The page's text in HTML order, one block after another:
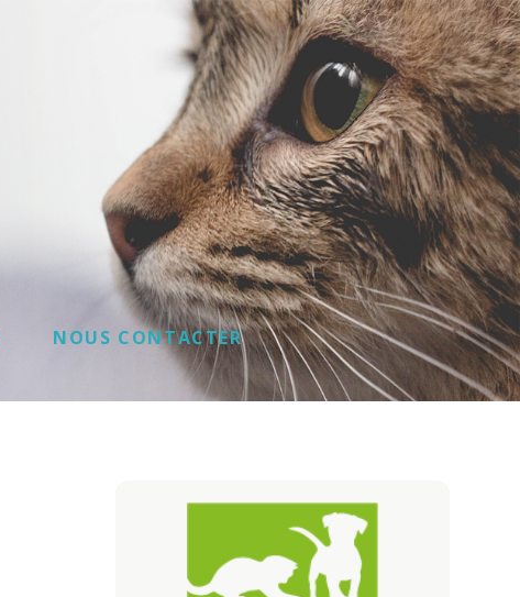
NOUS CONTACTER